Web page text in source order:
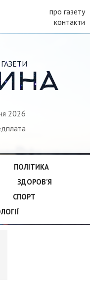
про газету
контакти
2026
ПОЛІТИКА
ЗДОРОВ’Я
СПОРТ